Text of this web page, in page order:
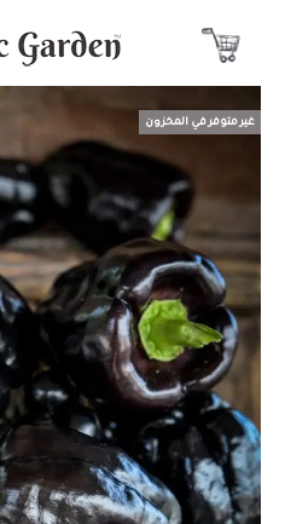
غير متوفر في المخزون